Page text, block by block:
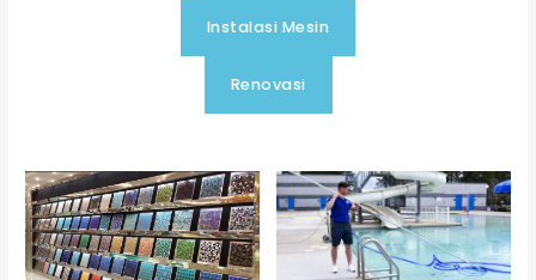
Instalasi Mesin
Renovasi